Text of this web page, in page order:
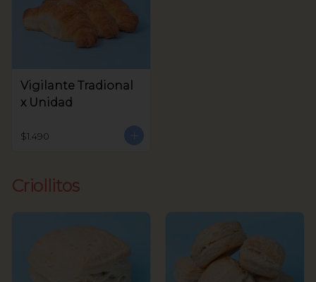
Vigilante Tradional
x Unidad
$1.490
Criollitos